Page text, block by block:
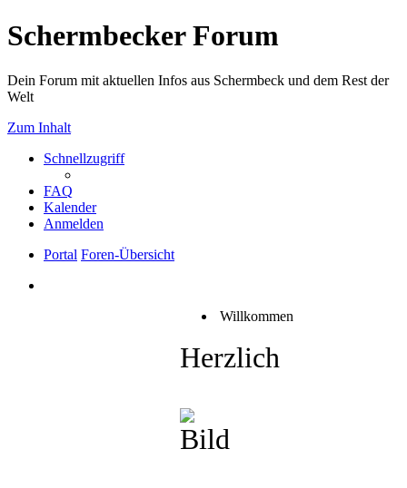
Schermbecker Forum
Dein Forum mit aktuellen Infos aus Schermbeck und dem Rest der
Welt
Zum Inhalt
Schnellzugriff
FAQ
Kalender
Anmelden
Portal Foren-Übersicht
Willkommen
Herzlich